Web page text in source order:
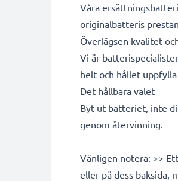
Våra
originalbatteris
Överlägsen kvalitet
Vi är
helt och hållet
Det hållbara valet
Byt ut batteriet, inte
genom återvinning.
Vänligen notera: >>
eller på dess baksida,